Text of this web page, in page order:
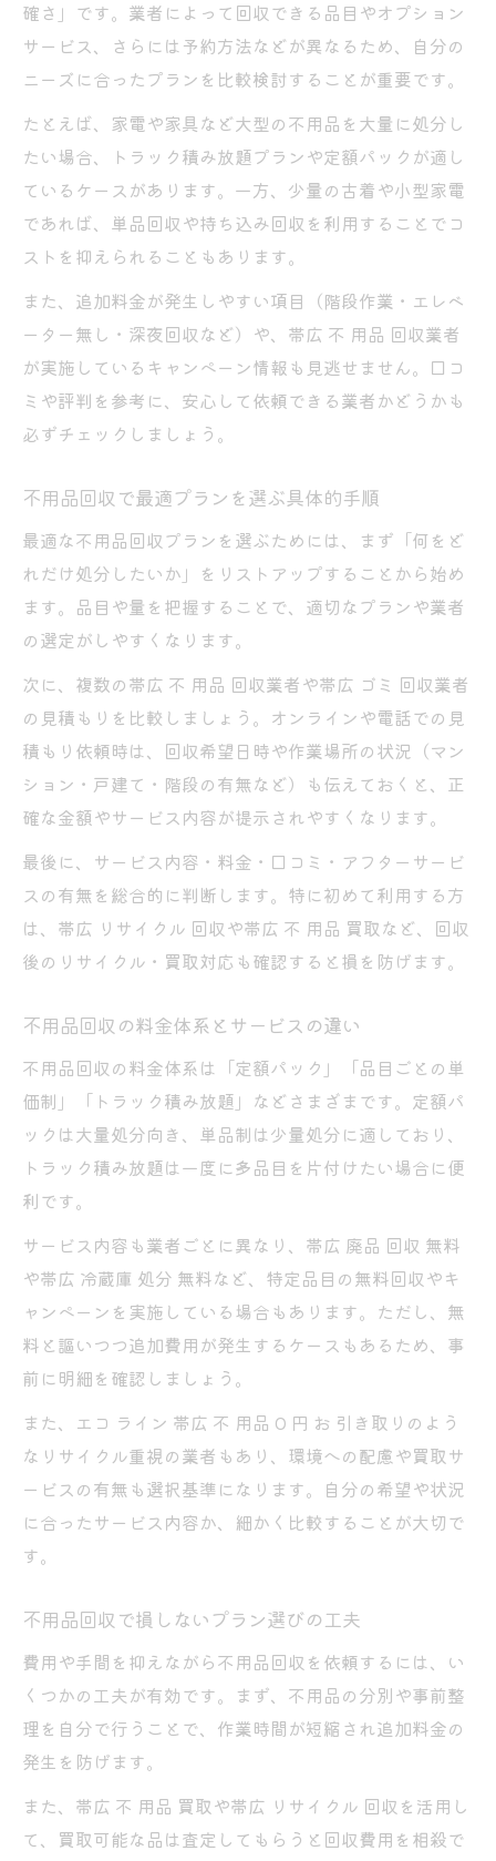
確さ」です。業者によって回収できる品目やオプション
サービス、さらには予約方法などが異なるため、自分の
ニーズに合ったプランを比較検討することが重要です。
たとえば、家電や家具など大型の不用品を大量に処分し
たい場合、トラック積み放題プランや定額パックが適し
ているケースがあります。一方、少量の古着や小型家電
であれば、単品回収や持ち込み回収を利用することでコ
ストを抑えられることもあります。
また、追加料金が発生しやすい項目（階段作業・エレベ
ーター無し・深夜回収など）や、帯広 不 用品 回収業者
が実施しているキャンペーン情報も見逃せません。口コ
ミや評判を参考に、安心して依頼できる業者かどうかも
必ずチェックしましょう。
不用品回収で最適プランを選ぶ具体的手順
最適な不用品回収プランを選ぶためには、まず「何をど
れだけ処分したいか」をリストアップすることから始め
ます。品目や量を把握することで、適切なプランや業者
の選定がしやすくなります。
次に、複数の帯広 不 用品 回収業者や帯広 ゴミ 回収業者
の見積もりを比較しましょう。オンラインや電話での見
積もり依頼時は、回収希望日時や作業場所の状況（マン
ション・戸建て・階段の有無など）も伝えておくと、正
確な金額やサービス内容が提示されやすくなります。
最後に、サービス内容・料金・口コミ・アフターサービ
スの有無を総合的に判断します。特に初めて利用する方
は、帯広 リサイクル 回収や帯広 不 用品 買取など、回収
後のリサイクル・買取対応も確認すると損を防げます。
不用品回収の料金体系とサービスの違い
不用品回収の料金体系は「定額パック」「品目ごとの単
価制」「トラック積み放題」などさまざまです。定額パ
ックは大量処分向き、単品制は少量処分に適しており、
トラック積み放題は一度に多品目を片付けたい場合に便
利です。
サービス内容も業者ごとに異なり、帯広 廃品 回収 無料
や帯広 冷蔵庫 処分 無料など、特定品目の無料回収やキ
ャンペーンを実施している場合もあります。ただし、無
料と謳いつつ追加費用が発生するケースもあるため、事
前に明細を確認しましょう。
また、エコ ライン 帯広 不 用品 0 円 お 引き取りのよう
なリサイクル重視の業者もあり、環境への配慮や買取サ
ービスの有無も選択基準になります。自分の希望や状況
に合ったサービス内容か、細かく比較することが大切で
す。
不用品回収で損しないプラン選びの工夫
費用や手間を抑えながら不用品回収を依頼するには、い
くつかの工夫が有効です。まず、不用品の分別や事前整
理を自分で行うことで、作業時間が短縮され追加料金の
発生を防げます。
また、帯広 不 用品 買取や帯広 リサイクル 回収を活用し
て、買取可能な品は査定してもらうと回収費用を相殺で